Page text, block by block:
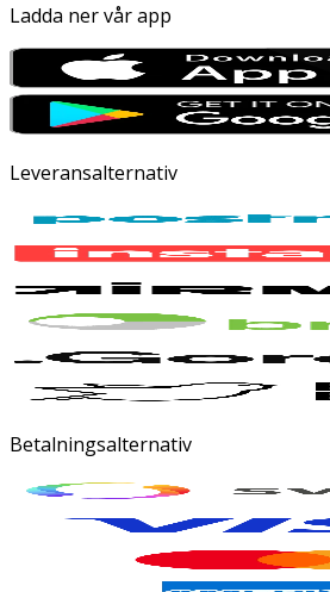
Ladda ner vår app
Leveransalternativ
Betalningsalternativ